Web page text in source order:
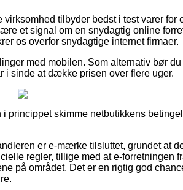
tilbyder bedst i test varer for
et signal om en snydagtig online
os overfor snydagtige internet firmaer.
med mobilen. Som alternativ bør
sinde at dække prisen over flere uger.
princippet skimme netbutikkens
er e-mærke tilsluttet, grundet at
regler, tillige med at e-forretningen
på området. Det er en rigtig god